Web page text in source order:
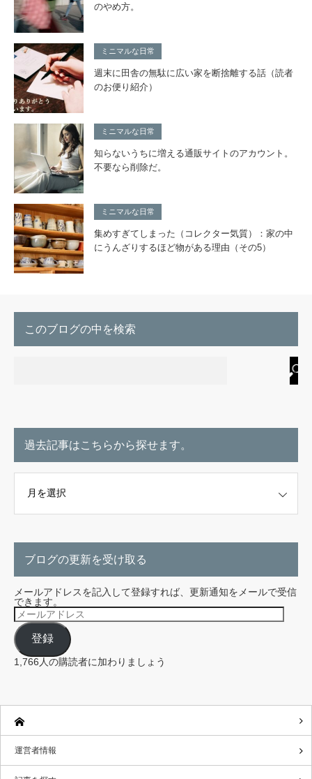
のやめ方。
ミニマルな日常
週末に田舎の無駄に広い家を断捨離する話（読者
のお便り紹介）
ミニマルな日常
知らないうちに増える通販サイトのアカウント。
不要なら削除だ。
ミニマルな日常
集めすぎてしまった（コレクター気質）：家の中
にうんざりするほど物がある理由（その5）
このブログの中を検索
過去記事はこちらから探せます。
ブログの更新を受け取る
メールアドレスを記入して登録すれば、更新通知をメールで受信
できます。
メ
ー
ル
ア
ド
レ
ス
登録
1,766人の購読者に加わりましょう
運営者情報